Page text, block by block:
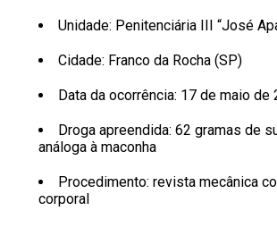
Unidade: Penitenciária III “José
Cidade: Franco da Rocha (SP)
Data da ocorrência: 17 de maio de
Droga apreendida: 62 gramas de
análoga à maconha
Procedimento: revista mecânica
corporal